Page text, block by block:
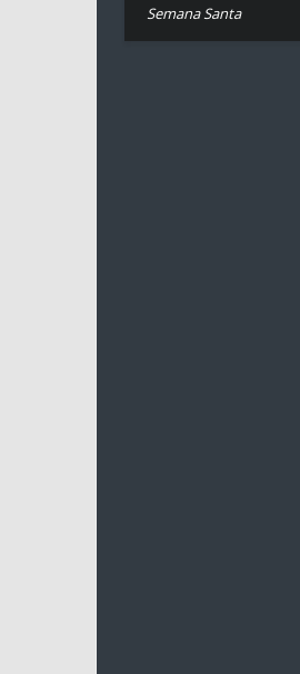
Semana Santa